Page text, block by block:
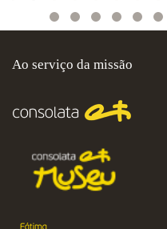
Ao serviço da missão